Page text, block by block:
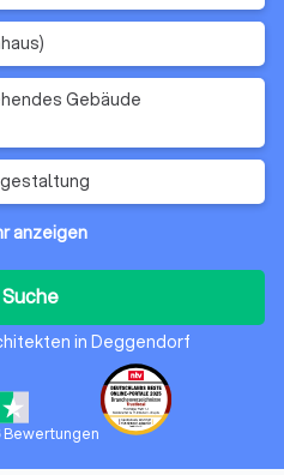
Gebäude
anzeigen
Suche
in Deggendorf
Bewertungen